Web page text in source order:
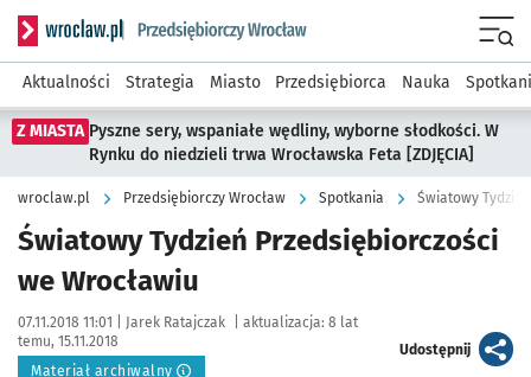
Serwis informacyjny wroclaw.pl podserwis: Strategia
Aktualności Strategia Miasto Przedsiębiorca Nauka
Z MIASTA Pyszne sery, wspaniałe wędliny, wyborne słodkości. W
Rynku do niedzieli trwa Wrocławska Feta [ZDJĘCIA]
wroclaw.pl Przedsiębiorczy Wrocław Spotkania Światowy
Światowy Tydzień Przedsiębiorczości
we Wrocławiu
Data publikacji:
07.11.2018 11:01 | Autor:
Jarek Ratajczak aktualizacja: 8 lat
temu, 15.11.2018
Materiał archiwalny
Udostępnijartykuł